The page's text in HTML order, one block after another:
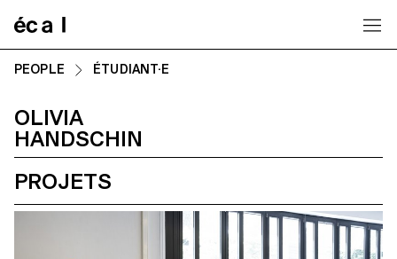
PEOPLE ÉTUDIANT·E
OLIVIA
HANDSCHIN
PROJETS